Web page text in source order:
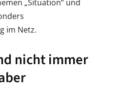
„Situation“ und
im Netz.
nicht immer